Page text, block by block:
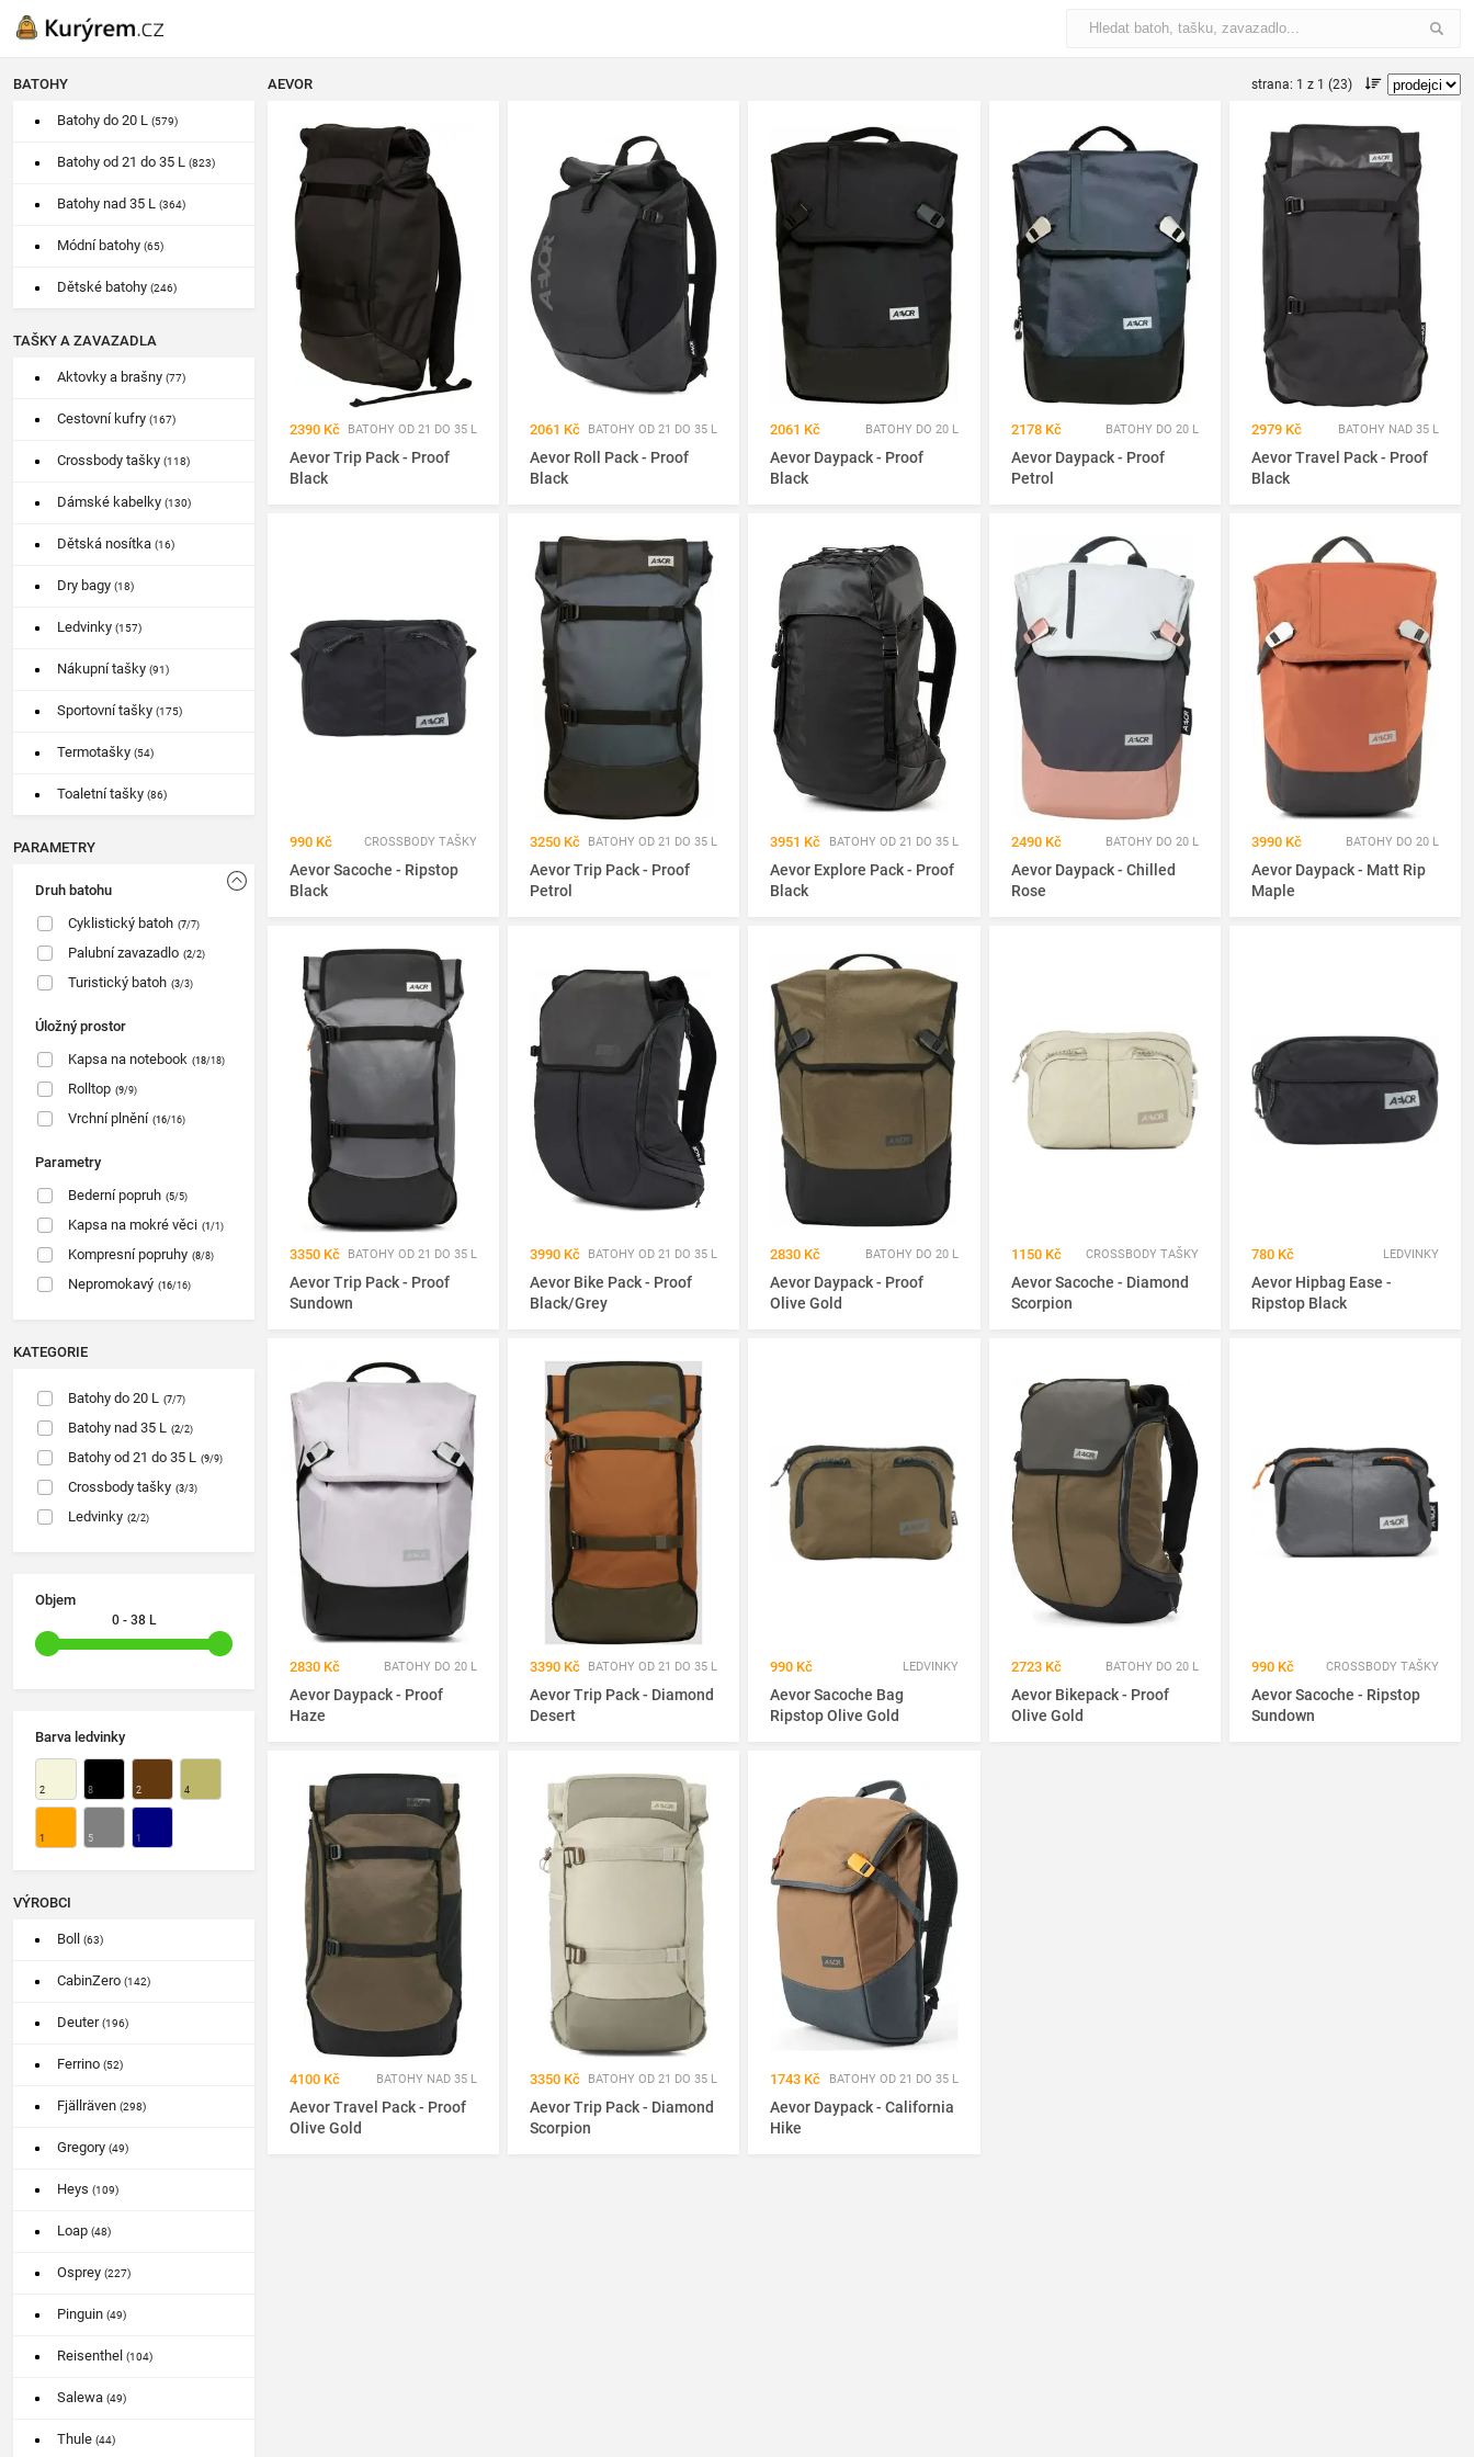
BATOHY
Batohy do 20 L (579)
Batohy od 21 do 35 L (823)
Batohy nad 35 L (364)
Módní batohy (65)
Dětské batohy (246)
TAŠKY A ZAVAZADLA
Aktovky a brašny (77)
Cestovní kufry (167)
Crossbody tašky (118)
Dámské kabelky (130)
Dětská nosítka (16)
Dry bagy (18)
Ledvinky (157)
Nákupní tašky (91)
Sportovní tašky (175)
Termotašky (54)
Toaletní tašky (86)
PARAMETRY
Druh batohu
Cyklistický batoh (7/7)
Palubní zavazadlo (2/2)
Turistický batoh (3/3)
Úložný prostor
Kapsa na notebook (18/18)
Rolltop (9/9)
Vrchní plnění (16/16)
Parametry
Bederní popruh (5/5)
Kapsa na mokré věci (1 /1)
Kompresní popruhy (8/8)
Nepromokavý (16/16)
KATEGORIE
Batohy do 20 L (7/7)
Batohy nad 35 L (2/2)
Batohy od 21 do 35 L (9/9)
Crossbody tašky (3/3)
Ledvinky (2/2)
Objem
0 - 38 L
Barva ledvinky
2 8 2 4
1 5 1
VÝROBCI
Boll (63)
CabinZero (142)
Deuter(196)
Ferrino (52)
Fjällräven (298)
Gregory (49)
Heys (109)
Loap (48)
Osprey (227)
Pinguin (49)
Reisenthel (104)
Salewa (49)
Thule (44)
AEVOR strana: 1 z 1 (23)
2390 Kč BATOHY OD 21 DO 35 L
Aevor Trip Pack - Proof
Black
2061 Kč BATOHY OD 21 DO 35 L
Aevor Roll Pack - Proof
Black
2061 Kč BATOHY DO 20 L
Aevor Daypack - Proof
Black
2178 Kč BATOHY DO 20 L
Aevor Daypack - Proof
Petrol
2979 Kč BATOHY NAD 35 L
Aevor Travel Pack - Proof
Black
990 Kč CROSSBODY TAŠKY
Aevor Sacoche - Ripstop
Black
3250 Kč BATOHY OD 21 DO 35 L
Aevor Trip Pack - Proof
Petrol
3951 Kč BATOHY OD 21 DO 35 L
Aevor Explore Pack - Proof
Black
2490 Kč BATOHY DO 20 L
Aevor Daypack - Chilled
Rose
3990 Kč BATOHY DO 20 L
Aevor Daypack - Matt Rip
Maple
3350 Kč BATOHY OD 21 DO 35 L
Aevor Trip Pack - Proof
Sundown
3990 Kč BATOHY OD 21 DO 35 L
Aevor Bike Pack - Proof
Black/Grey
2830 Kč BATOHY DO 20 L
Aevor Daypack - Proof
Olive Gold
1150 Kč CROSSBODY TAŠKY
Aevor Sacoche - Diamond
Scorpion
780 Kč LEDVINKY
Aevor Hipbag Ease -
Ripstop Black
2830 Kč BATOHY DO 20 L
Aevor Daypack - Proof
Haze
3390 Kč BATOHY OD 21 DO 35 L
Aevor Trip Pack - Diamond
Desert
990 Kč LEDVINKY
Aevor Sacoche Bag
Ripstop Olive Gold
2723 Kč BATOHY DO 20 L
Aevor Bikepack - Proof
Olive Gold
990 Kč CROSSBODY TAŠKY
Aevor Sacoche - Ripstop
Sundown
4100 Kč BATOHY NAD 35 L
Aevor Travel Pack - Proof
Olive Gold
3350 Kč BATOHY OD 21 DO 35 L
Aevor Trip Pack - Diamond
Scorpion
1743 Kč BATOHY OD 21 DO 35 L
Aevor Daypack - California
Hike